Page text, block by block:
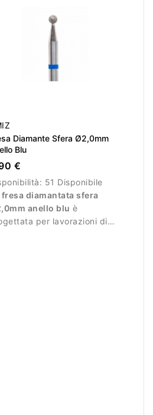
Diamante Sfera Ø2,0mm
Blu
€
51 Disponibile
fresa diamantata sfera
anello blu è
per lavorazioni di